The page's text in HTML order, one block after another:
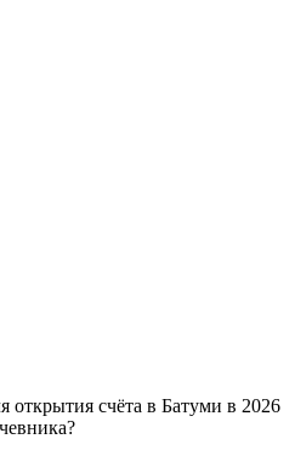
открытия счёта в Батуми в 2026